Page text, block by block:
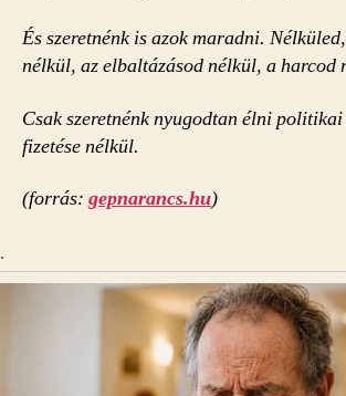
És szeretnénk is azok maradni.
nélkül, az elbaltázásod nélkül, a harcod
Csak szeretnénk nyugodtan élni
fizetése nélkül.
(forrás: gepnarancs.hu)